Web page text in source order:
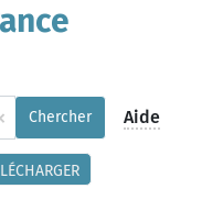
Chercher Aide